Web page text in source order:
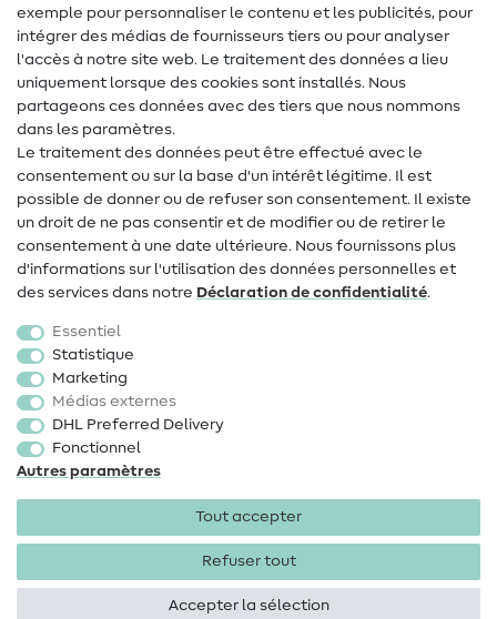
Tutos de couture
Aide & contact
Contact
Changement de propriétaire
FAQ
Droit de rétractation
Populaire
Accessoires de couture
Promotions
exemple pour personnaliser le contenu et les publicités, pour
intégrer des médias de fournisseurs tiers ou pour analyser
l'accès à notre site web. Le traitement des données a lieu
uniquement lorsque des cookies sont installés. Nous
partageons ces données avec des tiers que nous nommons
dans les paramètres.
Le traitement des données peut être effectué avec le
consentement ou sur la base d'un intérêt légitime. Il est
possible de donner ou de refuser son consentement. Il existe
un droit de ne pas consentir et de modifier ou de retirer le
consentement à une date ultérieure. Nous fournissons plus
d'informations sur l'utilisation des données personnelles et
des services dans notre Déclaration de confidentialité.
Essentiel
Statistique
Marketing
Médias externes
DHL Preferred Delivery
Fonctionnel
Autres paramètres
Tout accepter
Refuser tout
Accepter la sélection
Mentions légales Protection des données CGV
Droit
Droits d'auteur 2026 SewIY GmbH